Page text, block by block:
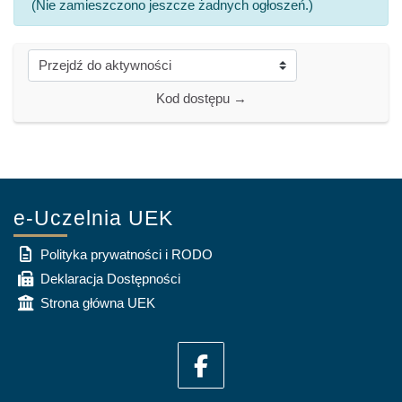
(Nie zamieszczono jeszcze żadnych ogłoszeń.)
Przejdź do aktywności
Kod dostępu →
e-Uczelnia UEK
Polityka prywatności i RODO
Deklaracja Dostępności
Strona główna UEK